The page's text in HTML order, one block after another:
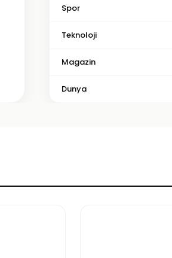
Spor
Teknoloji
Magazin
Dunya